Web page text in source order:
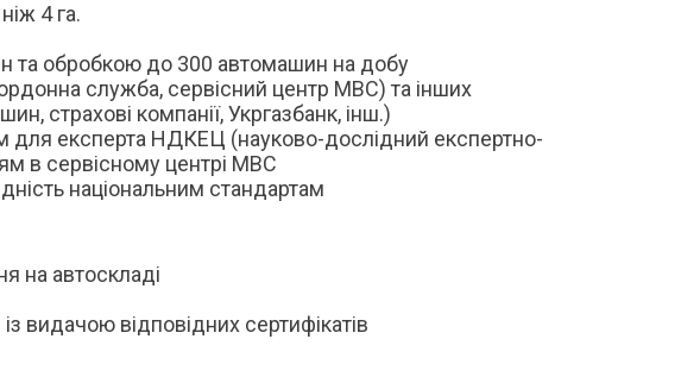
4 га.
та обробкою до 300 автомашин на добу
служба, сервісний центр МВС) та інших
страхові компанії, Укргазбанк, інш.)
для експерта НДКЕЦ (науково-дослідний експертно-
в сервісному центрі МВС
національним стандартам
на автоскладі
видачою відповідних сертифікатів